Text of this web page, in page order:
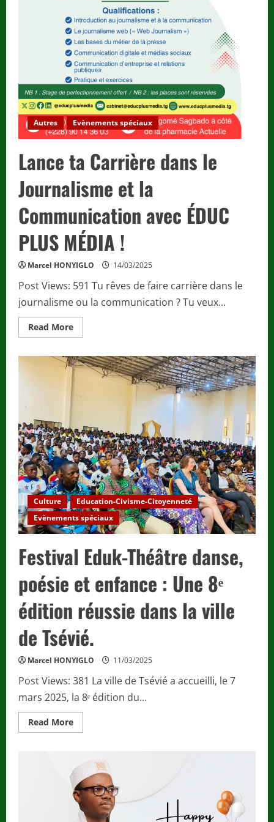
Autres Evènements spéciaux
Lance ta Carrière dans le
Journalisme et la
Communication avec ÉDUC
PLUS MÉDIA !
Marcel HONYIGLO 14/03/2025
Post Views: 591 Tu rêves de faire carrière dans le
journalisme ou la communication ? Tu veux...
Read MoreRead
more
ta
Carrière
avec
ÉDUC
PLUS
MÉDIA
!
Culture
Education-Civisme-Citoyenneté
Evènements spéciaux
Festival Eduk-Théâtre danse,
poésie et enfance : Une 8ᵉ
édition réussie dans la ville
de Tsévié.
Marcel HONYIGLO 11/03/2025
Post Views: 381 La ville de Tsévié a accueilli, le 7
mars 2025, la 8ᵉ édition du...
Read MoreRead
more
Théâtre
danse,
poésie
et
enfance
Une